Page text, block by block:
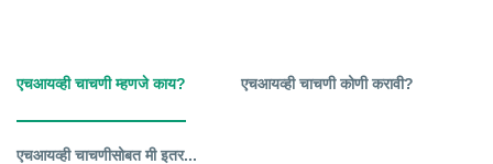
एचआयव्ही चाचणी म्हणजे काय? एचआयव्ही चाचणी कोणी करावी?
एचआयव्ही चाचणीसोबत मी इतर...